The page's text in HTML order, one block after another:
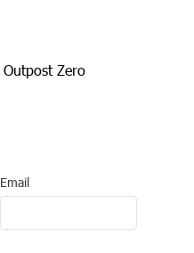
Outpost Zero
Email